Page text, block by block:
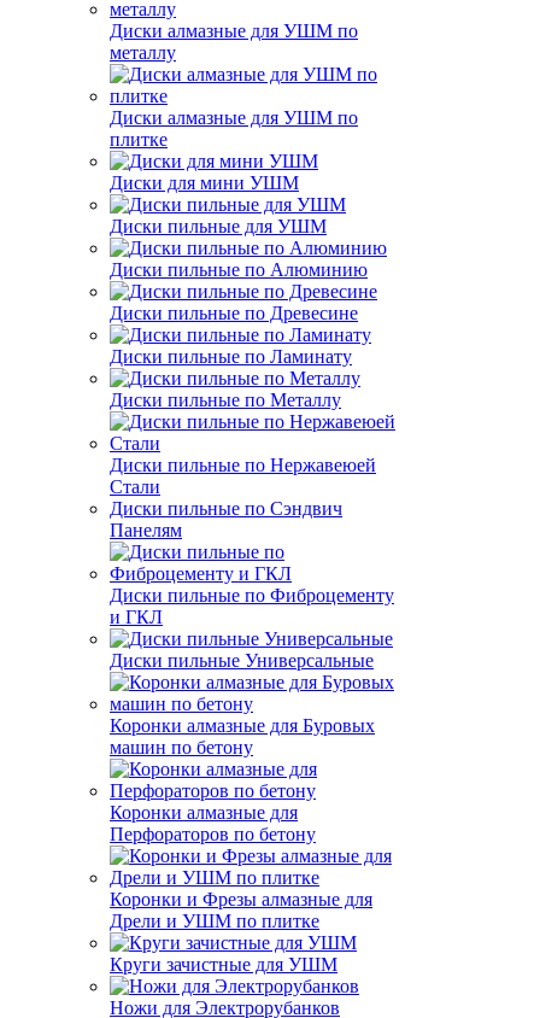
Диски алмазные для УШМ по
металлу
Диски алмазные для УШМ по
плитке
Диски для мини УШМ
Диски пильные для УШМ
Диски пильные по Алюминию
Диски пильные по Древесине
Диски пильные по Ламинату
Диски пильные по Металлу
Диски пильные по Нержавеюей
Стали
Диски пильные по Сэндвич
Панелям
Диски пильные по Фиброцементу
и ГКЛ
Диски пильные Универсальные
Коронки алмазные для Буровых
машин по бетону
Коронки алмазные для
Перфораторов по бетону
Коронки и Фрезы алмазные для
Дрели и УШМ по плитке
Круги зачистные для УШМ
Ножи для Электрорубанков